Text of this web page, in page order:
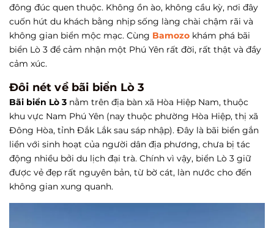
đông đúc quen thuộc. Không ồn ào, không cầu kỳ, nơi đây
cuốn hút du khách bằng nhịp sống làng chài chậm rãi và
không gian biển mộc mạc. Cùng Bamozo khám phá bãi
biển Lò 3 để cảm nhận một Phú Yên rất đời, rất thật và đầy
cảm xúc.
Đôi nét về bãi biển Lò 3
Bãi biển Lò 3 nằm trên địa bàn xã Hòa Hiệp Nam, thuộc
khu vực Nam Phú Yên (nay thuộc phường Hòa Hiệp, thị xã
Đông Hòa, tỉnh Đắk Lắk sau sáp nhập). Đây là bãi biển gắn
liền với sinh hoạt của người dân địa phương, chưa bị tác
động nhiều bởi du lịch đại trà. Chính vì vậy, biển Lò 3 giữ
được vẻ đẹp rất nguyên bản, từ bờ cát, làn nước cho đến
không gian xung quanh.